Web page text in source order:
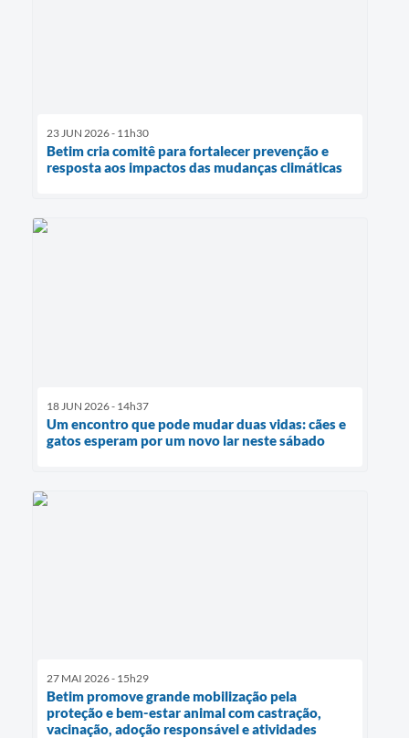
23 JUN 2026 - 11h30
Betim cria comitê para fortalecer prevenção e
resposta aos impactos das mudanças climáticas
18 JUN 2026 - 14h37
Um encontro que pode mudar duas vidas: cães e
gatos esperam por um novo lar neste sábado
27 MAI 2026 - 15h29
Betim promove grande mobilização pela
proteção e bem-estar animal com castração,
vacinação, adoção responsável e atividades